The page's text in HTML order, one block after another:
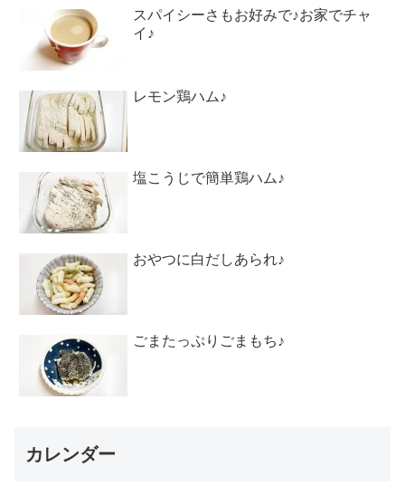
スパイシーさもお好みで♪お家でチャ
イ♪
レモン鶏ハム♪
塩こうじで簡単鶏ハム♪
おやつに白だしあられ♪
ごまたっぷりごまもち♪
カレンダー